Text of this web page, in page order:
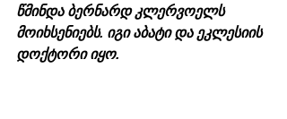
წმინდა ბერნარდ კლერვოელს
მოიხსენიებს. იგი აბატი და ეკლესიის
დოქტორი იყო.